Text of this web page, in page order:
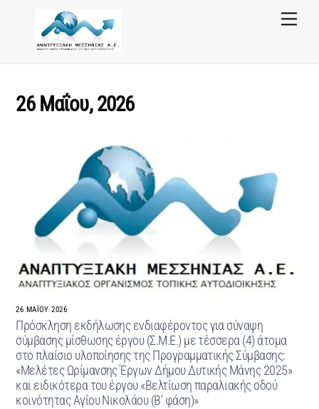
Menu
26 Μαΐου, 2026
26 ΜΑΪ́ΟΥ 2026
Πρόσκληση εκδήλωσης ενδιαφέροντος για σύναψη
σύμβασης μίσθωσης έργου (Σ.Μ.Ε.) με τέσσερα (4) άτομα
στο πλαίσιο υλοποίησης της Προγραμματικής Σύμβασης:
«Μελέτες Ωρίμανσης Έργων Δήμου Δυτικής Μάνης 2025»
και ειδικότερα του έργου «Βελτίωση παραλιακής οδού
κοινότητας Αγίου Νικολάου (Β’ φάση)»